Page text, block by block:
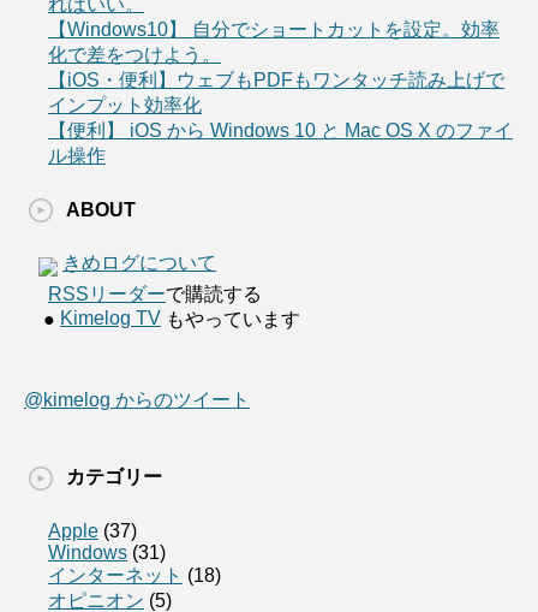
ればいい。
【Windows10】 自分でショートカットを設定。効率
化で差をつけよう。
【iOS・便利】ウェブもPDFもワンタッチ読み上げで
インプット効率化
【便利】 iOS から Windows 10 と Mac OS X のファイ
ル操作
ABOUT
きめログについて
RSSリーダーで購読する
● Kimelog TV もやっています
@kimelog からのツイート
カテゴリー
Apple (37)
Windows (31)
インターネット (18)
オピニオン (5)